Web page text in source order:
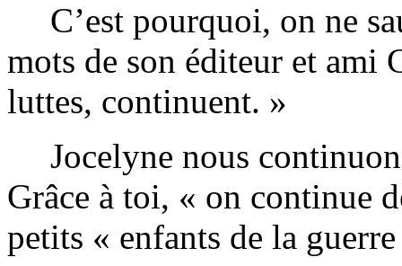
C’est pourquoi, on ne
mots de son éditeur et ami
luttes, continuent. »
Jocelyne nous
Grâce à toi, « on continue
petits « enfants de la